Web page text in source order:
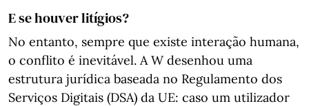
E se houver litígios?
No entanto, sempre que existe interação humana,
o conflito é inevitável. A W desenhou uma
estrutura jurídica baseada no Regulamento dos
Serviços Digitais (DSA) da UE: caso um utilizador